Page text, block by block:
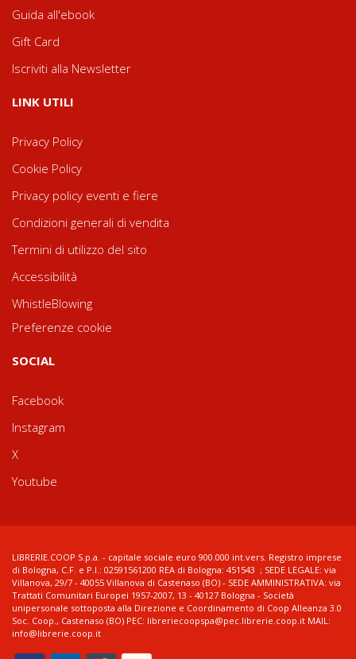
Guida all'ebook
Gift Card
Iscriviti alla Newsletter
LINK UTILI
Privacy Policy
Cookie Policy
Privacy policy eventi e fiere
Condizioni generali di vendita
Termini di utilizzo del sito
Accessibilità
WhistleBlowing
Preferenze cookie
SOCIAL
Facebook
Instagram
X
Youtube
LIBRERIE.COOP S.p.a. - capitale sociale euro 900.000 int.vers. Registro imprese
di Bologna, C.F. e P.I.: 02591561200 REA di Bologna: 451543 ; SEDE LEGALE: via
Villanova, 29/7 - 40055 Villanova di Castenaso (BO) - SEDE AMMINISTRATIVA: via
Trattati Comunitari Europei 1957-2007, 13 - 40127 Bologna - Società
unipersonale sottoposta alla Direzione e Coordinamento di Coop Alleanza 3.0
Soc. Coop., Castenaso (BO) PEC: libreriecoopspa@pec.librerie.coop.it MAIL:
info@librerie.coop.it